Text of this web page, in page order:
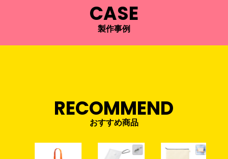
CASE
製作事例
RECOMMEND
おすすめ商品